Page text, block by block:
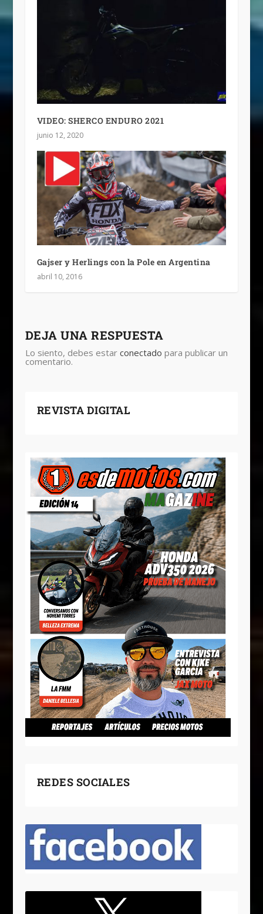
VIDEO: SHERCO ENDURO 2021
junio 12, 2020
Gajser y Herlings con la Pole en Argentina
abril 10, 2016
DEJA UNA RESPUESTA
Lo siento, debes estar conectado para publicar un
comentario.
REVISTA DIGITAL
REDES SOCIALES